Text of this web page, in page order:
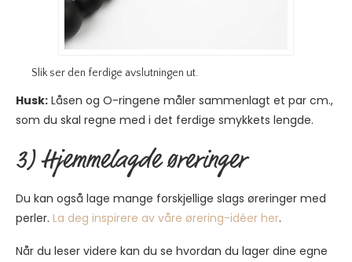
Slik ser den ferdige avslutningen ut.
Husk: Låsen og O-ringene måler sammenlagt et par cm.,
som du skal regne med i det ferdige smykkets lengde.
3) Hjemmelagde øreringer
Du kan også lage mange forskjellige slags øreringer med
perler. La deg inspirere av våre ørering-idéer her.
Når du leser videre kan du se hvordan du lager dine egne